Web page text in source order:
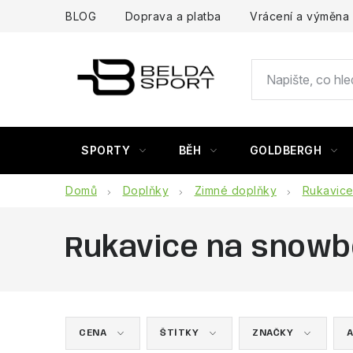
BLOG Doprava a platba Vrácení a
SPORTY BĚH GOLDBERGH
Domů Doplňky Zimné doplňky Rukavice
Rukavice na
CENA ŠTÍTKY ZNAČKY